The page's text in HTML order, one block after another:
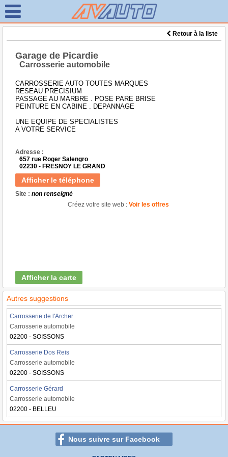
Retour à la liste
Garage de Picardie
Carrosserie automobile
CARROSSERIE AUTO TOUTES MARQUES
RESEAU PRECISIUM
PASSAGE AU MARBRE . POSE PARE BRISE
PEINTURE EN CABINE . DEPANNAGE
UNE EQUIPE DE SPECIALISTES
A VOTRE SERVICE
Adresse :
657 rue Roger Salengro
02230 - FRESNOY LE GRAND
Afficher le téléphone
Site : non renseigné
Créez votre site web : Voir les offres
Afficher la carte
Autres suggestions
Carrosserie de l'Archer
Carrosserie automobile
02200 - SOISSONS
Carrosserie Dos Reis
Carrosserie automobile
02200 - SOISSONS
Carrosserie Gérard
Carrosserie automobile
02200 - BELLEU
Nous suivre sur Facebook